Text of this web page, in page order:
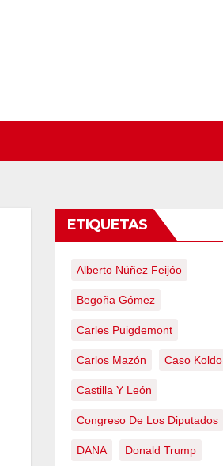
ETIQUETAS
Alberto Núñez Feijóo
Begoña Gómez
Carles Puigdemont
Carlos Mazón Caso Koldo
Castilla Y León
Congreso De Los Diputados
DANA Donald Trump